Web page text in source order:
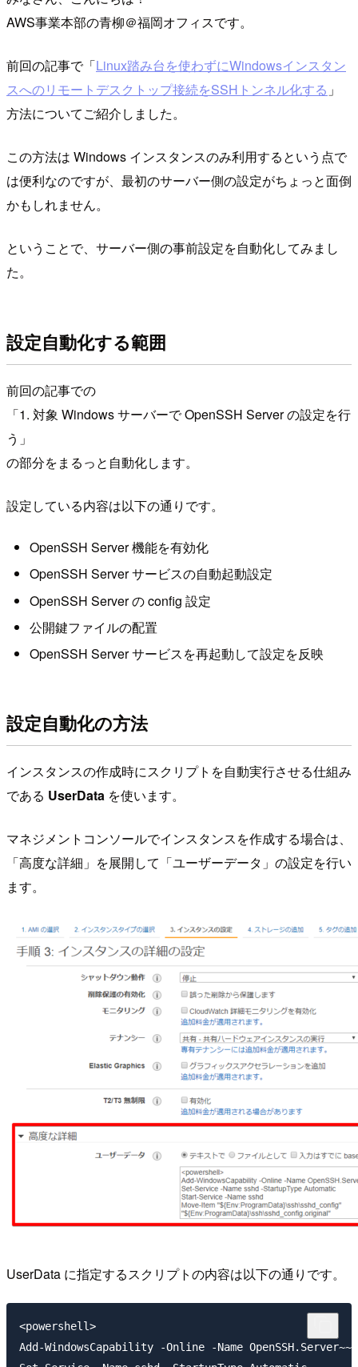
AWS事業本部の青柳＠福岡オフィスです。
前回の記事で「Linux踏み台を使わずにWindowsインスタン
スへのリモートデスクトップ接続をSSHトンネル化する 」
方法についてご紹介しました。
この方法は Windows インスタンスのみ利用するという点で
は便利なのですが、最初のサーバー側の設定がちょっと面倒
かもしれません。
ということで、サーバー側の事前設定を自動化してみまし
た。
設定自動化する範囲
前回の記事での
「1. 対象 Windows サーバーで OpenSSH Server の設定を行
う」
の部分をまるっと自動化します。
設定している内容は以下の通りです。
OpenSSH Server 機能を有効化
OpenSSH Server サービスの自動起動設定
OpenSSH Server の config 設定
公開鍵ファイルの配置
OpenSSH Server サービスを再起動して設定を反映
設定自動化の方法
インスタンスの作成時にスクリプトを自動実行させる仕組み
である UserData を使います。
マネジメントコンソールでインスタンスを作成する場合は、
「高度な詳細」を展開して「ユーザーデータ」の設定を行い
ます。
UserData に指定するスクリプトの内容は以下の通りです。
<powershell>
Add-WindowsCapability -Online -Name